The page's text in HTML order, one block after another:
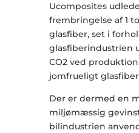
Ucomposites
frembringelse af 1
glasfiber, set i
glasfiberindustrien
CO2 ved produktion
jomfrueligt
Der er dermed en
miljømæssig
bilindustrien